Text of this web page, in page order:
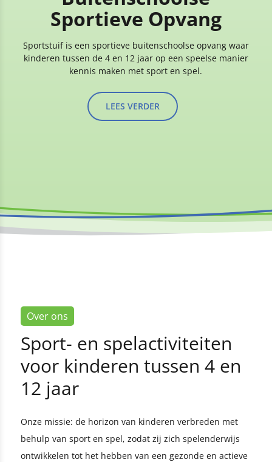
Sportieve Opvang
Sportstuif is een sportieve buitenschoolse opvang waar
kinderen tussen de 4 en 12 jaar op een speelse manier
kennis maken met sport en spel.
LEES VERDER
Over ons
Sport- en spelactiviteiten
voor kinderen tussen 4 en
12 jaar
Onze missie: de horizon van kinderen verbreden met
behulp van sport en spel, zodat zij zich spelenderwijs
ontwikkelen tot het hebben van een gezonde en actieve